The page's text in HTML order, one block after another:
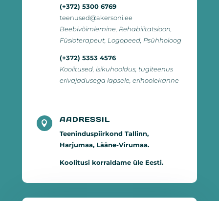
(+372) 5300 6769
teenused@akersoni.ee
Beebivõimlemine, Rehabilitatsioon,
Füsioterapeut, Logopeed, Psühholoog
(+372) 5353 4576
Koolitused, isikuhooldus, tugiteenus
erivajadusega lapsele, erihoolekanne
 AADRESSIL
Teeninduspiirkond Tallinn,
Harjumaa, Lääne-Virumaa.
Koolitusi korraldame üle Eesti.